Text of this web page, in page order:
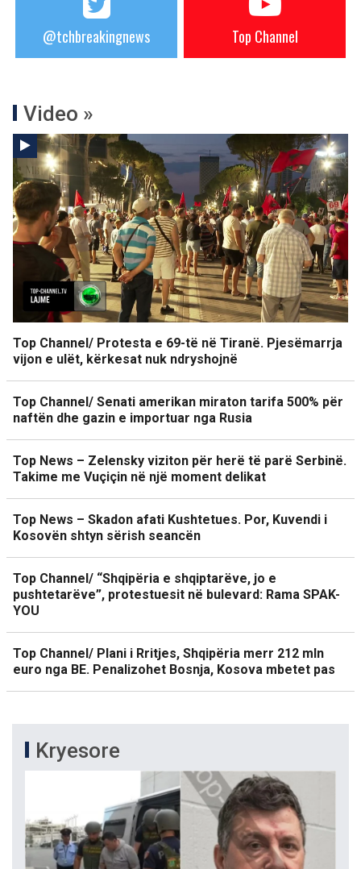
@tchbreakingnews Top Channel
Video »
Top Channel/ Protesta e 69-të në Tiranë. Pjesëmarrja
vijon e ulët, kërkesat nuk ndryshojnë
Top Channel/ Senati amerikan miraton tarifa 500% për
naftën dhe gazin e importuar nga Rusia
Top News – Zelensky viziton për herë të parë Serbinë.
Takime me Vuçiçin në një moment delikat
Top News – Skadon afati Kushtetues. Por, Kuvendi i
Kosovën shtyn sërish seancën
Top Channel/ “Shqipëria e shqiptarëve, jo e
pushtetarëve”, protestuesit në bulevard: Rama SPAK-
YOU
Top Channel/ Plani i Rritjes, Shqipëria merr 212 mln
euro nga BE. Penalizohet Bosnja, Kosova mbetet pas
Kryesore